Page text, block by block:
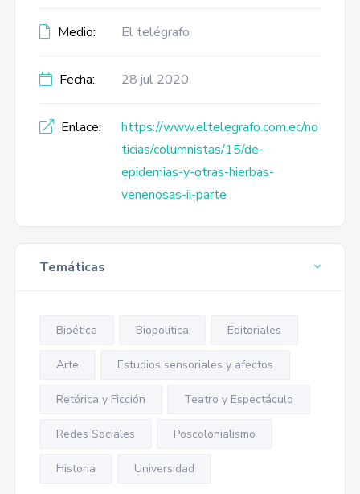
Medio: El telégrafo
Fecha: 28 jul 2020
Enlace:
https://www.eltelegrafo.com.ec/no
ticias/columnistas/15/de-
epidemias-y-otras-hierbas-
venenosas-ii-parte
Temáticas
Bioética Biopolítica Editoriales
Arte Estudios sensoriales y afectos
Retórica y Ficción Teatro y Espectáculo
Redes Sociales Poscolonialismo
Historia Universidad